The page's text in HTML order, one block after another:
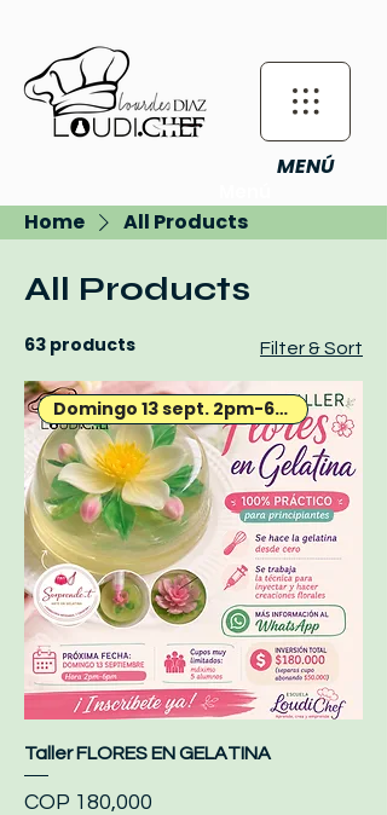
MENÚ
Home
All Products
All Products
63 products Filter & Sort
Domingo 13 sept. 2pm-6pm
Taller FLORES EN GELATINA
Price
COP 180,000